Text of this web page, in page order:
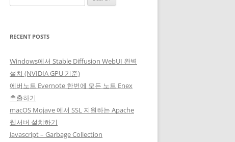
for:
RECENT POSTS
Windows에서 Stable Diffusion WebUI 완벽
설치 (NVIDIA GPU 기준)
에버노트 Evernote 한번에 모든 노트 Enex
추출하기
macOS Mojave 에서 SSL 지원하는 Apache
웹서버 설치하기
Javascript – Garbage Collection